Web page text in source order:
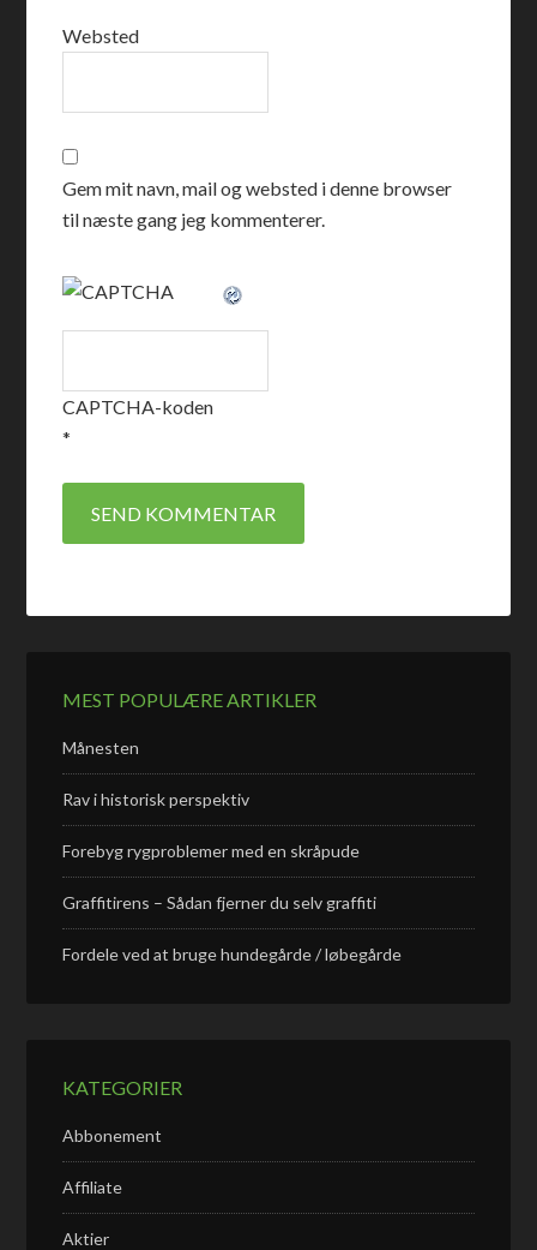
Websted
Gem mit navn, mail og websted i denne browser
til næste gang jeg kommenterer.
CAPTCHA-koden
*
MEST POPULÆRE ARTIKLER
Månesten
Rav i historisk perspektiv
Forebyg rygproblemer med en skråpude
Graffitirens – Sådan fjerner du selv graffiti
Fordele ved at bruge hundegårde / løbegårde
KATEGORIER
Abbonement
Affiliate
Aktier